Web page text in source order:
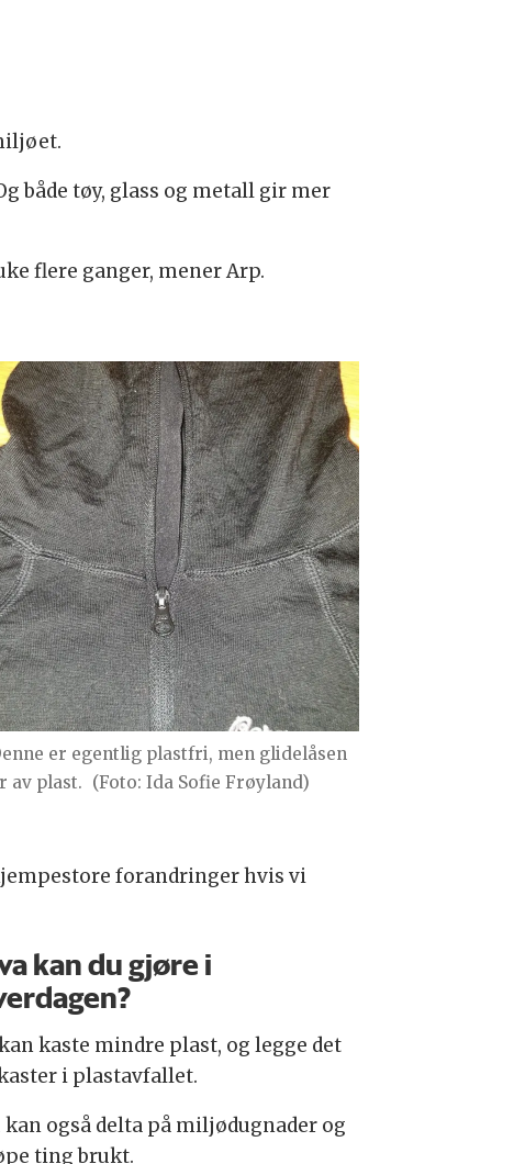
både tøy, glass og metall gir mer
flere ganger, mener Arp.
er egentlig plastfri, men glidelåsen
av plast. (Foto: Ida Sofie Frøyland)
forandringer hvis vi
kan du gjøre i
kaste mindre plast, og legge det
i plastavfallet.
kan også delta på miljødugnader og
ting brukt.